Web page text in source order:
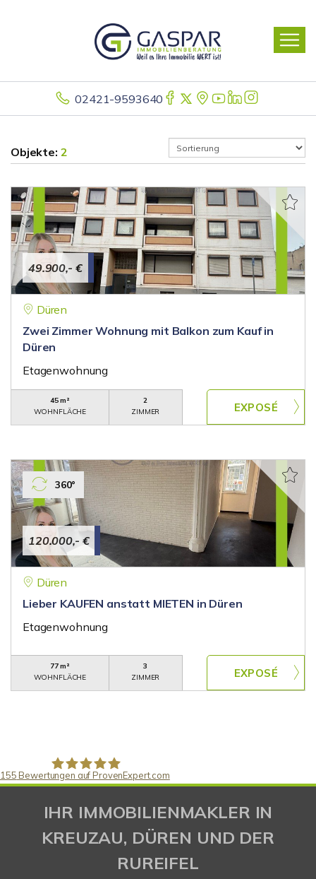
02421-9593640
Objekte: 2
49.900,- €
Düren
Zwei Zimmer Wohnung mit Balkon zum Kauf in
Düren
Etagenwohnung
45 m²
WOHNFLÄCHE
2
ZIMMER
120.000,- €
360°
Düren
Lieber KAUFEN anstatt MIETEN in Düren
Etagenwohnung
77 m²
WOHNFLÄCHE
3
ZIMMER
Gaspar Immobilienberatung
155 Bewertungen auf ProvenExpert.com
IHR IMMOBILIENMAKLER IN
KREUZAU, DÜREN UND DER
RUREIFEL